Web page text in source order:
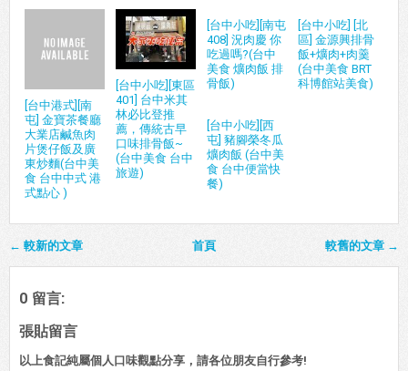
[台中港式][南
屯] 金寶茶餐廳
大業店鹹魚肉
片煲仔飯及廣
東炒麵(台中美
食 台中中式 港
式點心 )
[台中小吃][東區
401] 台中米其
林必比登推
薦，傳統古早
口味排骨飯~
(台中美食 台中
旅遊)
[台中小吃][南屯
408] 況肉慶 你
吃過嗎?(台中
美食 爌肉飯 排
骨飯)
[台中小吃] [北
區] 金源興排骨
飯+爌肉+肉羹
(台中美食 BRT
科博館站美食)
[台中小吃][西
屯] 豬腳榮冬瓜
爌肉飯 (台中美
食 台中便當快
餐)
← 較新的文章 較舊的文章 →
首頁
0 留言:
張貼留言
以上食記純屬個人口味觀點分享，請各位朋友自行參考!